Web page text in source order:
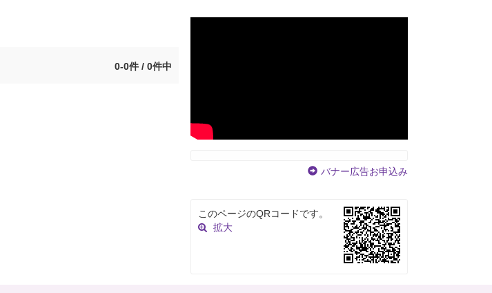
0-0件 / 0件中
バナー広告お申込み
このページのQRコードです。
拡大